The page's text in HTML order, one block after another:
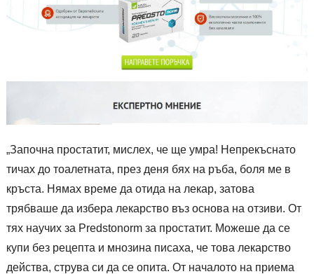
„Започна простатит, мислех, че ще умра! Непрекъснато
тичах до тоалетната, през деня бях на ръба, боля ме в
кръста. Нямах време да отида на лекар, затова
трябваше да избера лекарство въз основа на отзиви. От
тях научих за Predstonorm за простатит. Можеше да се
купи без рецепта и мнозина писаха, че това лекарство
действа, струва си да се опита. От началото на приема